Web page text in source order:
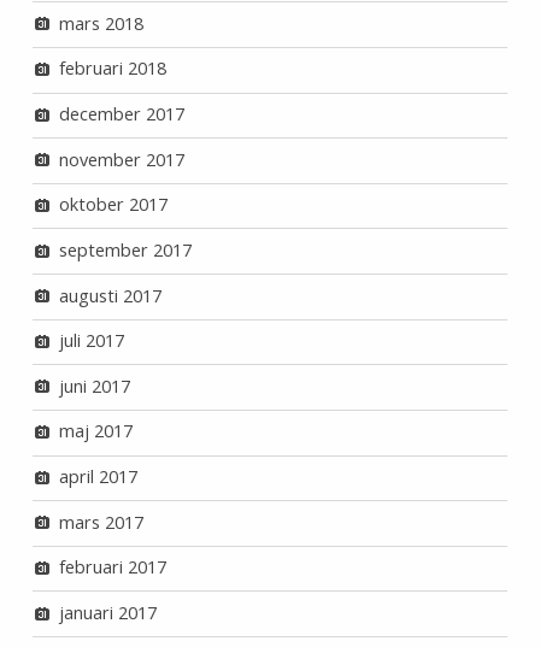
mars 2018
februari 2018
december 2017
november 2017
oktober 2017
september 2017
augusti 2017
juli 2017
juni 2017
maj 2017
april 2017
mars 2017
februari 2017
januari 2017